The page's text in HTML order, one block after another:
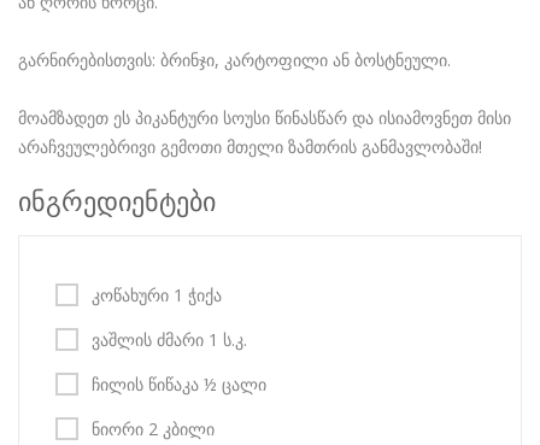
გარნირებისთვის: ბრინჯი, კარტოფილი ან ბოსტნეული.
მოამზადეთ ეს პიკანტური სოუსი წინასწარ და ისიამოვნეთ მისი
არაჩვეულებრივი გემოთი მთელი ზამთრის განმავლობაში!
ინგრედიენტები
კოწახური 1 ჭიქა
ვაშლის ძმარი 1 ს.კ.
ჩილის წიწაკა ½ ცალი
ნიორი 2 კბილი